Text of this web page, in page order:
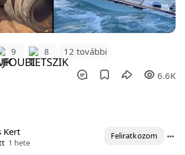
9 8 12 további
6.6K
Kert
1 hete
Feliratkozom